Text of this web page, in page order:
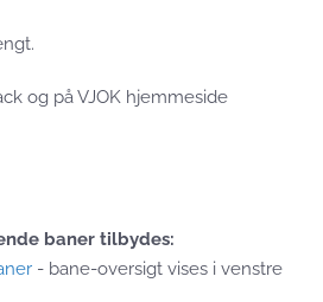
og på VJOK hjemmeside
baner tilbydes:
- bane-oversigt vises i venstre